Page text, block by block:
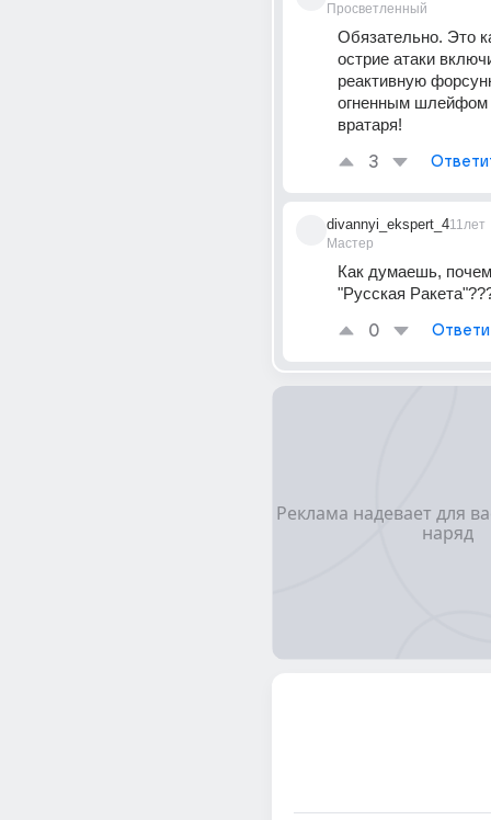
Просветленный
Обязательно. Это
острие атаки
реактивную
огненным шлейфом
вратаря!
3
divannyi_ekspert_4
Мастер
11лет
Как думаешь,
"Русская
0